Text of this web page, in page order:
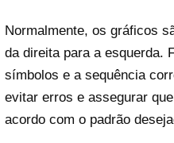
Normalmente, os gráficos
da direita para a esquerda.
símbolos e a sequência
evitar erros e assegurar
acordo com o padrão